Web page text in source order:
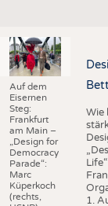
Auf dem
Eisernen
Steg:
Frankfurt
am Main –
„Design for
Democracy
Parade“:
Marc
Küperkoch
(rechts,
Wie
1.